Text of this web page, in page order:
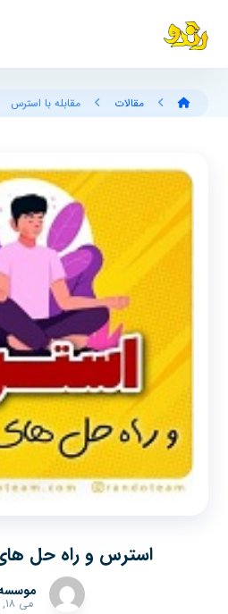
مقالات مقابله با استرس
استرس و راه حل
می ۱۸, ۲۰۲۳